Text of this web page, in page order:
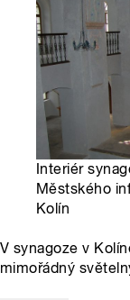
Interiér
Městského
Kolín
V synagoze v
mimořádný